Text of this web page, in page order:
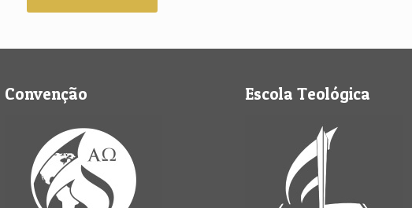
Convenção Escola Teológica